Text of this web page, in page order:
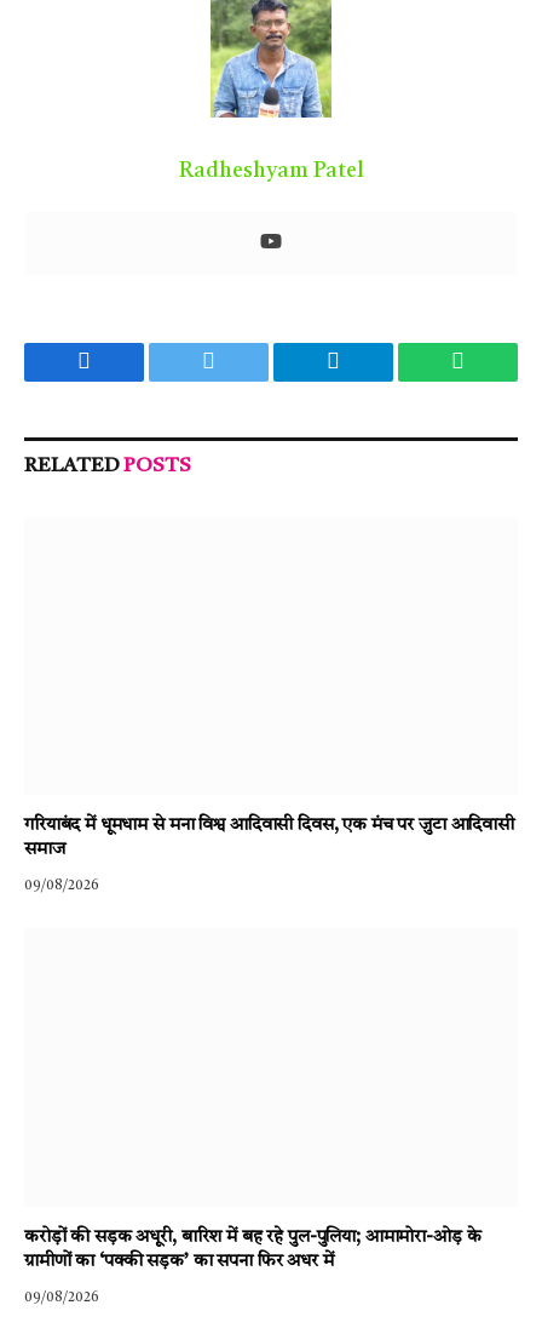
Radheshyam Patel
Facebook Twitter Telegram
RELATEDPOSTS
गरियाबंद में धूमधाम से मना विश्व आदिवासी दिवस, एक मंच पर जुटा आदिवासी
समाज
09/08/2026
करोड़ों की सड़क अधूरी, बारिश में बह रहे पुल-पुलिया; आमामोरा-ओड़ के
ग्रामीणों का ‘पक्की सड़क’ का सपना फिर अधर में
09/08/2026